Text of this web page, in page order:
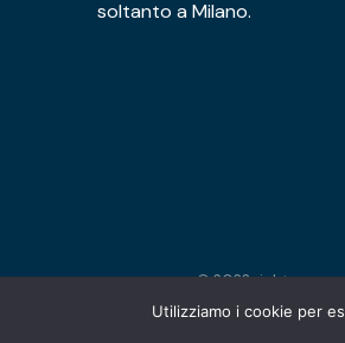
soltanto a Milano.
© 2023 right
Utilizziamo i cookie per